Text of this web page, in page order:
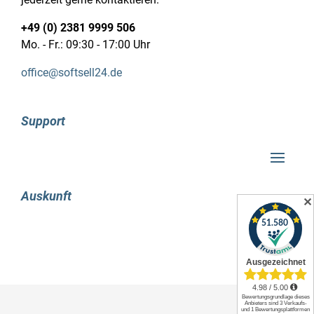
Die Bildungsversion von Windows 10 ermöglicht
das Anlegen von virtuellen Arbeitsflächen. Mit
herwechseln. Diese Funktion erweist sich
Bildschirm verfügen, schnell zwischen ihren
herschalten. Durch den Einsatz von virtuellen
permanenten Wechseln zwischen verschiedenen
+49 (0) 2381 9999 506
Mo. - Fr.: 09:30 - 17:00 Uhr
office@softsell24.de
Support
Auskunft ✕